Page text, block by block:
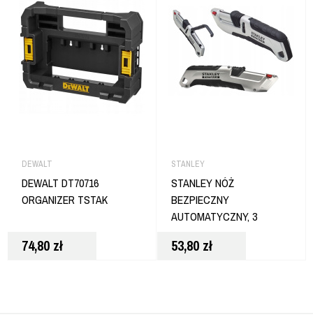
DEWALT
DEWALT DT70716
ORGANIZER TSTAK
74,80 zł
STANLEY
STANLEY NÓŻ
BEZPIECZNY
AUTOMATYCZNY, 3
FMHT10367-0
53,80 zł